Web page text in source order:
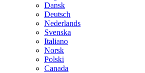
Dansk
Deutsch
Nederlands
Svenska
Italiano
Norsk
Polski
Canada